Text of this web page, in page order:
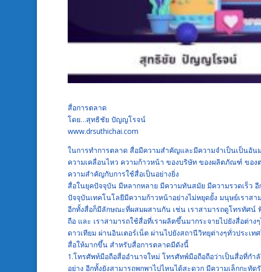
สื่อการตลาด
โดย…สุทธิชัย ปัญญโรจน์
www.drsuthichai.com
ในการทำการตลาด สื่อมีความสำคัญและมีความจำเป็นเป็นอั
ความเคลื่อนไหว ความก้าวหน้า ของบริษัท ของผลิตภัณฑ์ ของ
ความสำคัญกับการใช้สื่อเป็นอย่างยิ่ง
สื่อในยุคปัจจุบัน มีหลากหลาย มีความทันสมัย มีความรวดเร็ว อี
ปัจจุบันเทคโนโลยีมีความก้าวหน้าอย่างไม่หยุดยั้ง มนุษย์เรา
อีกทั้งสื่อก็มีลักษณะที่ผสมผสานกัน เช่น เราสามารถดูโทรทัศ
ถือ และ เราสามารถใช้สื่อที่เราผลิตขึ้นมากระจายไปยังสื่อต่า
ดาวเทียม ผ่านอินเตอร์เน็ต ผ่านไปยังสถานีวิทยุต่างๆทั่วประเ
สื่อให้มากขึ้น สำหรับสื่อการตลาดมีดังนี้
1.โทรศัพท์มือถือสื่ออำนาจใหม่ โทรศัทพ์มือถือถือว่าเป็นสื่อที่กำ
อย่าง อีกทั้งยังสามารถพกพาไปไหนได้สะดวก มีความเล็กกะ